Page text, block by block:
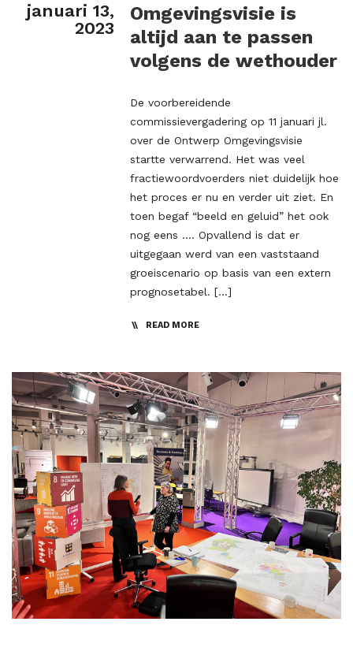
januari 13,
2023
Omgevingsvisie is
altijd aan te passen
volgens de wethouder
De voorbereidende
commissievergadering op 11 januari jl.
over de Ontwerp Omgevingsvisie
startte verwarrend. Het was veel
fractiewoordvoerders niet duidelijk hoe
het proces er nu en verder uit ziet. En
toen begaf “beeld en geluid” het ook
nog eens …. Opvallend is dat er
uitgegaan werd van een vaststaand
groeiscenario op basis van een extern
prognosetabel. […]
READ MORE